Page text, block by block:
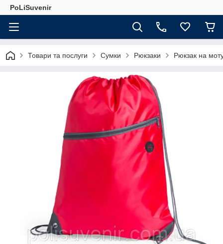
PoLiSuvenir
Товари та послуги Сумки Рюкзаки Рюкзак на